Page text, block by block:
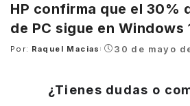
HP confirma que el 30%
de PC sigue en Windows
Posted
Por: Raquel Macias 30 de mayo
¿Tienes dudas o